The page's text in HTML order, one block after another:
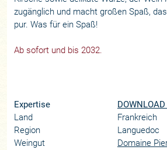
zugänglich und macht großen Spaß,
pur. Was für ein Spaß!
Ab sofort und bis 2032.
Expertise
Land
Frankreich
Region
Languedoc
Weingut
Domaine